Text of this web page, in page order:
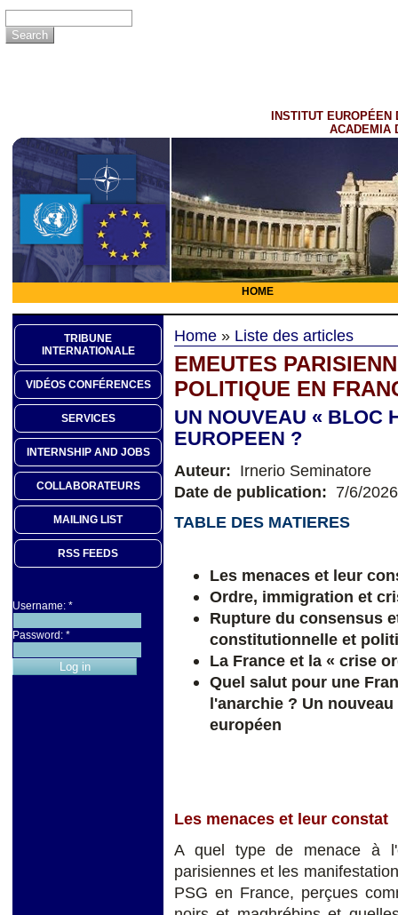
INSTITUT EUROPÉEN
ACADEMIA
HOME
TRIBUNE
INTERNATIONALE
VIDÉOS CONFÉRENCES
SERVICES
INTERNSHIP AND JOBS
COLLABORATEURS
MAILING LIST
RSS FEEDS
Username: *
Password: *
Home » Liste des articles
EMEUTES
POLITIQUE EN
UN NOUVEAU « BLOC
EUROPEEN ?
Auteur: Irnerio Seminatore
Date de publication: 7/6/2026
TABLE DES MATIERES
Les menaces et leur
Ordre, immigration et
Rupture du consensus
constitutionnelle et
La France et la « crise
Quel salut pour une
l'anarchie ? Un
européen
Les menaces et leur constat
A quel type de menace à
parisiennes et les
PSG en France, perçues